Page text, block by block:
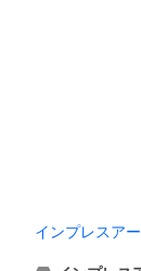
インプレスア